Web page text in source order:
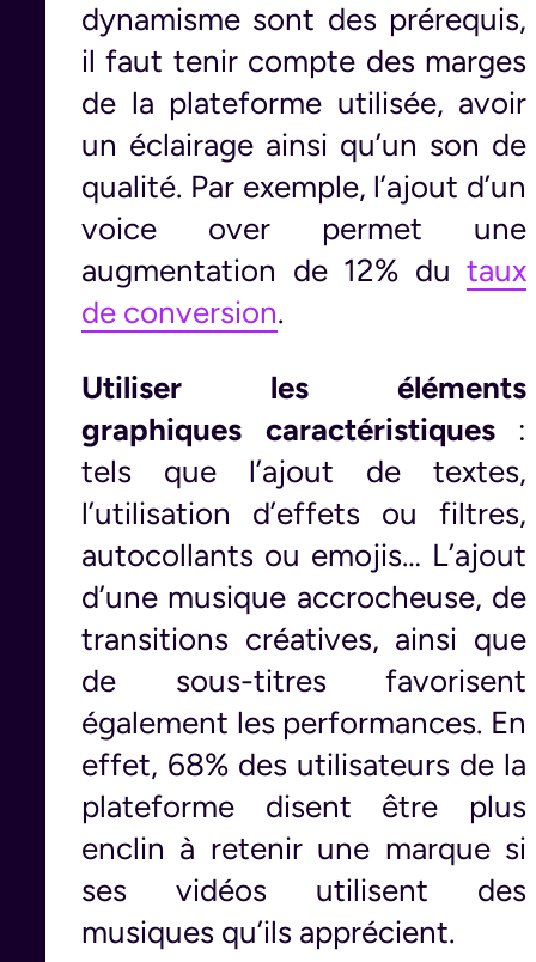
dynamisme sont des prérequis,
il faut tenir compte des marges
de la plateforme utilisée, avoir
un éclairage ainsi qu’un son de
qualité. Par exemple, l’ajout d’un
voice over permet une
augmentation de 12% du taux
de conversion.
Utiliser les éléments
graphiques caractéristiques :
tels que l’ajout de textes,
l’utilisation d’effets ou filtres,
autocollants ou emojis… L’ajout
d’une musique accrocheuse, de
transitions créatives, ainsi que
de sous-titres favorisent
également les performances. En
effet, 68% des utilisateurs de la
plateforme disent être plus
enclin à retenir une marque si
ses vidéos utilisent des
musiques qu’ils apprécient.